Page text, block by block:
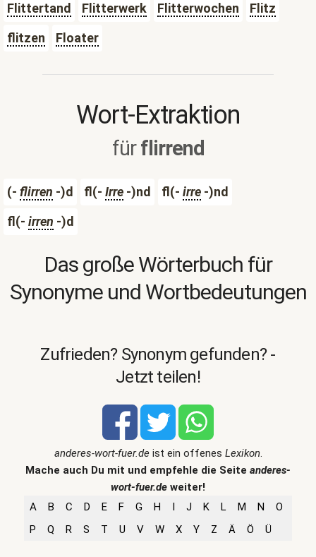
Flittertand
Flitterwerk Flitterwochen
Flitz
flitzen
Floater
Wort-Extraktion
fürflirrend
(- flirren -)d fl(- Irre -)nd fl(- irre -)nd
fl(- irren -)d
Das große Wörterbuch für
Synonyme und Wortbedeutungen
Zufrieden? Synonym gefunden? -
Jetzt teilen!
anderes-wort-fuer.deist ein offenes Lexikon.
Mache auch Du mit und empfehle die Seite anderes-
wort-fuer.de weiter!
A
B C D E F G H I J K L M N
O
P
Q R S T U V W X Y Z Ä Ö Ü